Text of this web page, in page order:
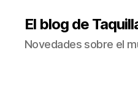
El blog de
Novedades sobre el